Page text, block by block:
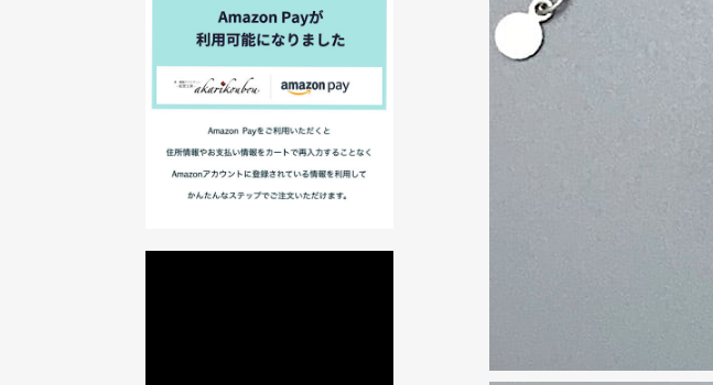
分を少し誇らしくしてく
れる特別な一品を、ぜひ
手に取ってみてくださ
い。
2026.7.22
伝統工芸というと特別な